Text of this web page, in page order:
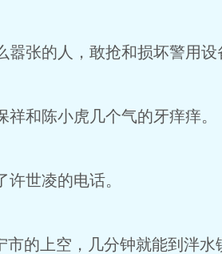
的人，敢抢和损坏警用设
和陈小虎几个气的牙痒痒。
世凌的电话。
上空，几分钟就能到泮水